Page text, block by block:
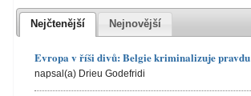
Nejčtenější Nejnovější
Evropa v říši divů: Belgie kriminalizuje pravdu
napsal(a) Drieu Godefridi